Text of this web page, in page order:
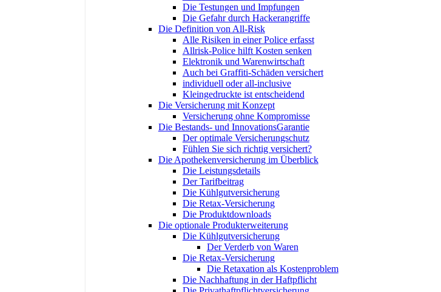
Die Testungen und Impfungen
Die Gefahr durch Hackerangriffe
Die Definition von All-Risk
Alle Risiken in einer Police erfasst
Allrisk-Police hilft Kosten senken
Elektronik und Warenwirtschaft
Auch bei Graffiti-Schäden versichert
individuell oder all-inclusive
Kleingedruckte ist entscheidend
Die Versicherung mit Konzept
Versicherung ohne Kompromisse
Die Bestands- und InnovationsGarantie
Der optimale Versicherungschutz
Fühlen Sie sich richtig versichert?
Die Apothekenversicherung im Überblick
Die Leistungsdetails
Der Tarifbeitrag
Die Kühlgutversicherung
Die Retax-Versicherung
Die Produktdownloads
Die optionale Produkterweiterung
Die Kühlgutversicherung
Der Verderb von Waren
Die Retax-Versicherung
Die Retaxation als Kostenproblem
Die Nachhaftung in der Haftpflicht